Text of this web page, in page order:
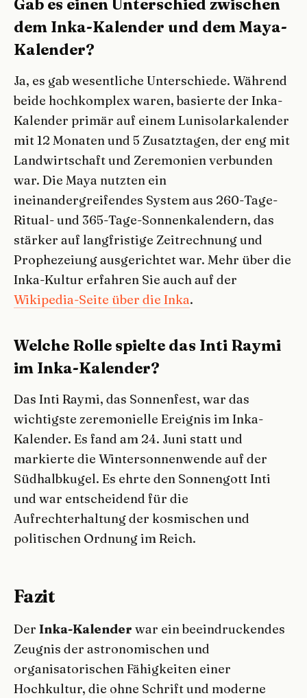
Gab es einen Unterschied zwischen
dem Inka-Kalender und dem Maya-
Kalender?
Ja, es gab wesentliche Unterschiede. Während
beide hochkomplex waren, basierte der Inka-
Kalender primär auf einem Lunisolarkalender
mit 12 Monaten und 5 Zusatztagen, der eng mit
Landwirtschaft und Zeremonien verbunden
war. Die Maya nutzten ein
ineinandergreifendes System aus 260-Tage-
Ritual- und 365-Tage-Sonnenkalendern, das
stärker auf langfristige Zeitrechnung und
Prophezeiung ausgerichtet war. Mehr über die
Inka-Kultur erfahren Sie auch auf der
Wikipedia-Seite über die Inka.
Welche Rolle spielte das Inti Raymi
im Inka-Kalender?
Das Inti Raymi, das Sonnenfest, war das
wichtigste zeremonielle Ereignis im Inka-
Kalender. Es fand am 24. Juni statt und
markierte die Wintersonnenwende auf der
Südhalbkugel. Es ehrte den Sonnengott Inti
und war entscheidend für die
Aufrechterhaltung der kosmischen und
politischen Ordnung im Reich.
Fazit
Der Inka-Kalender war ein beeindruckendes
Zeugnis der astronomischen und
organisatorischen Fähigkeiten einer
Hochkultur, die ohne Schrift und moderne